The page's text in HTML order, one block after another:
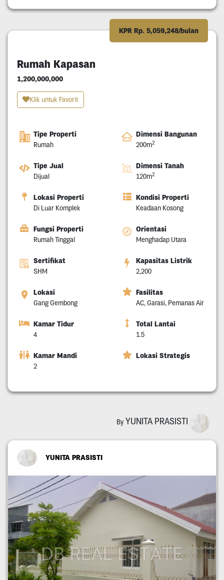
KPR Rp. 5,059,248/bulan
Rumah Kapasan
1,200,000,000
Klik untuk Favorit
Tipe Properti
Rumah
Dimensi Bangunan
200m2
Tipe Jual
Dijual
Dimensi Tanah
120m2
Lokasi Properti
Di Luar Komplek
Kondisi Properti
Keadaan Kosong
Fungsi Properti
Rumah Tinggal
Orientasi
Menghadap Utara
Sertifikat
SHM
Kapasitas Listrik
2,200
Lokasi
Gang Gembong
Fasilitas
AC, Garasi, Pemanas Air
Kamar Tidur
4
Total Lantai
1.5
Kamar Mandi
2
Lokasi Strategis
By YUNITA PRASISTI
YUNITA PRASISTI